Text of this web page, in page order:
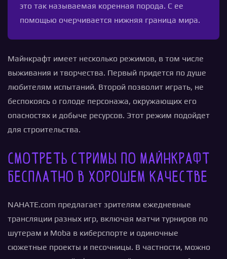
это так называемая коренная порода. С ее
помощью очерчивается нижняя граница мира.
Майнкрафт имеет несколько режимов, в том числе
выживания и творчества. Первый придется по душе
любителям испытаний. Второй позволит играть, не
беспокоясь о голоде персонажа, окружающих его
опасностях и добыче ресурсов. Этот режим подойдет
для строительства.
Смотреть стримы по Майнкрафт
бесплатно в хорошем качестве
NAHATE.com предлагает зрителям ежедневные
трансляции разных игр, включая матчи турниров по
шутерам и Moba в киберспорте и одиночные
сюжетные проекты и песочницы. В частности, можно